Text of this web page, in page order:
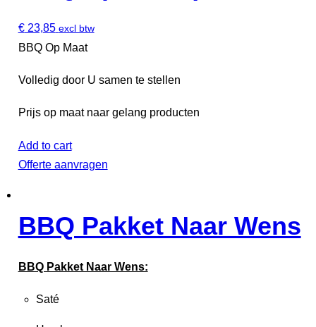
€23,85 excl btw
BBQ Op Maat
Volledig door U samen te stellen
Prijs op maat naar gelang producten
Add to cart
Offerte aanvragen
BBQ Pakket Naar Wens
BBQ Pakket Naar Wens:
Saté